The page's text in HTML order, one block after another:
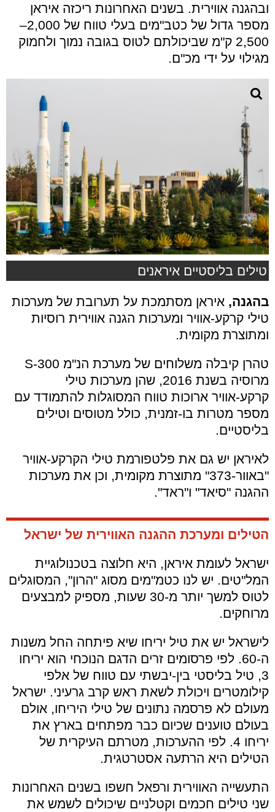
ובהגנה אווירית. בשנים האחרונות ריכזה איראן
מספר גדול של כטב"מים בעלי טווח של 2,000–
2,500 ק"מ שביכולתם לטוס בגובה נמוך ולחמוק
מגילוי על ידי מכ"ם.
טילים בליסטיים איראנים
בהגנה, איראן מסתמכת על תערובת של מערכות
טילי קרקע-אוויר ומערכות הגנה אווירית רוסיות
ומתוצרת מקומית.
טהרן קיבלה משלוחים של מערכת הנ"מ S-300
מרוסיה בשנת 2016, שהן מערכות טילי
קרקע-אוויר ארוכות טווח המסוגלות להתמודד עם
מספר מטרות בו-זמנית, כולל מטוסים וטילים
בליסטיים.
לאיראן יש גם את פלטפורמת טילי הקרקע-אוויר
"באוור-373" מתוצרת מקומית, וכן את מערכות
ההגנה "סיאד" ו"ראד".
הטילים ומערכת ההגנה האווירית של ישראל
ישראל לעומת איראן, היא חלוצה בטכנולוגיית
המל"טים. יש לנו כטמ"מים מסוג "הרון", המסוגלים
לטוס למשך יותר מ-30 שעות, מספיק למבצעים
מרוחקים.
לישראל יש את טיל יריחו שיא פיתחה החל משנות
ה-60. לפי פרסומים זרים הדגם הנוכחי הוא יריחו
3, טיל בליסטי בין-יבשתי עם טווח של אלפי
קילומטרים ויכולת לשאת ראש קרב גרעיני. ישראל
מעולם לא פרסמה נתונים של טילי היריחו, אולם
בעולם טוענים שכיום כבר מפתחים בארץ את
יריחו 4.
לפי ההערכות, מטרתם העיקרית של
הטילים היא הרתעה אסטרטגית.
התעשייה האווירית ורפאל חשפו בשנים האחרונות
שני טילים חכמים וקטלניים שיכולים לשמש את